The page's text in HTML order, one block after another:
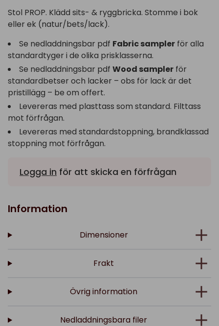
Stol PROP. Klädd sits- & ryggbricka. Stomme i bok
eller ek (natur/bets/lack).
Se nedladdningsbar pdf Fabric sampler för alla
standardtyger i de olika prisklasserna.
Se nedladdningsbar pdf Wood sampler för
standardbetser och lacker – obs för lack är det
pristillägg – be om offert.
Levereras med plasttass som standard. Filttass
mot förfrågan.
Levereras med standardstoppning, brandklassad
stoppning mot förfrågan.
Logga in för att skicka en förfrågan
Information
Dimensioner
Frakt
Övrig information
Nedladdningsbara filer